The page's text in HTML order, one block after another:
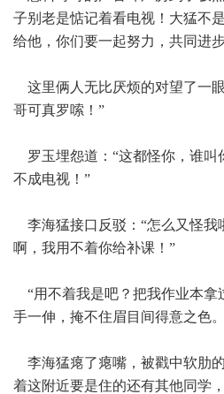
子别老是惦记着看电视！大猛不
给他，你们要一起努力，共同进
这里俩人无比厌烦的对望了一
哥可真罗嗦！”
罗玉埋怨道：“这都怪你，谁叫
不成电视！”
李海猛接口反驳：“怎么又怪我
啊，我用不着你给补课！”
“用不着我是吧？把我作业本拿
手一伸，掩不住眉目间得意之色。
李海猛瘪了瘪嘴，被戳中软肋
着这附近要是住的还有其他同学